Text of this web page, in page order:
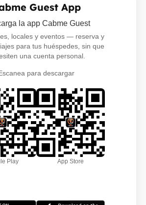
Guest App
la app Cabme Guest
locales y eventos — reserva y
para tus huéspedes, sin que
una cuenta personal.
para descargar
Play App Store